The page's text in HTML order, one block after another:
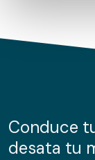
de cookies.
información
nuestros
Conduce
desata tu